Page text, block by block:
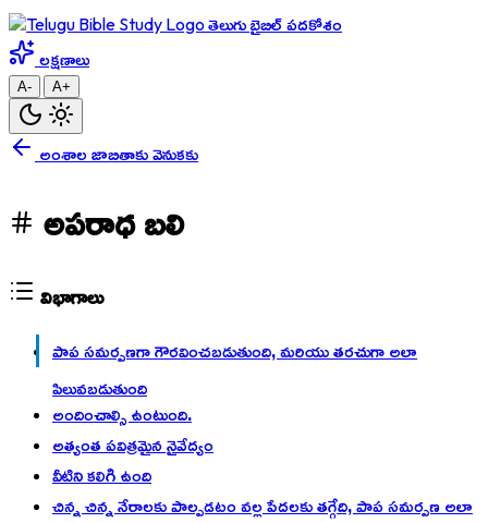
తెలుగు బైబిల్ పదకోశం
లక్షణాలు
A- A+
అంశాల జాబితాకు వెనుకకు
అపరాధ బలి
విభాగాలు
పాప సమర్పణగా గౌరవించబడుతుంది, మరియు తరచుగా అలా
పిలువబడుతుంది
అందించాల్సి ఉంటుంది.
అత్యంత పవిత్రమైన నైవేద్యం
వీటిని కలిగి ఉంది
చిన్న చిన్న నేరాలకు పాల్పడటం వల్ల పేదలకు తగ్గేది, పాప సమర్పణ అలా